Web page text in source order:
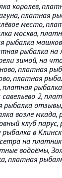
королев,
платная
место,
москва,
рыбалка
рыбалка на
зимой, на
платная
платная
2,
возле мкада,
клуб
в
на
водоёмы,
платная